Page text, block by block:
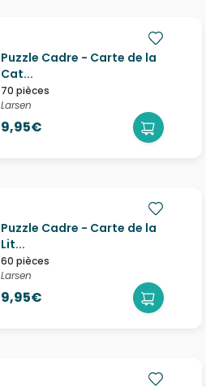
Puzzle Cadre - Carte de la
Cat...
70 pièces
Larsen
9,95€
Puzzle Cadre - Carte de la
Lit...
60 pièces
Larsen
9,95€